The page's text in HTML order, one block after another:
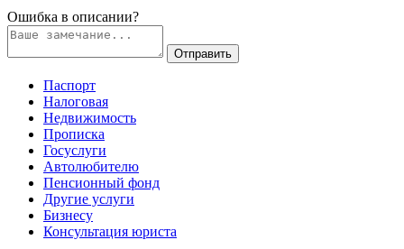
Ошибка в описании?
Паспорт
Налоговая
Недвижимость
Прописка
Госуслуги
Автолюбителю
Пенсионный фонд
Другие услуги
Бизнесу
Консультация юриста